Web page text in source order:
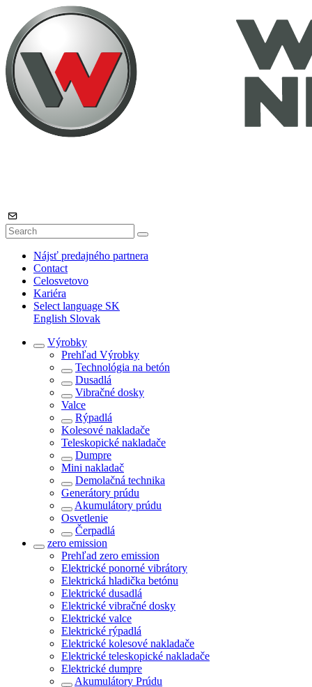
Nájsť predajného partnera
Contact
Celosvetovo
Kariéra
Select language SK
English Slovak
Výrobky
Prehľad Výrobky
Technológia na betón
Dusadlá
Vibračné dosky
Valce
Rýpadlá
Kolesové nakladače
Teleskopické nakladače
Dumpre
Mini nakladač
Demolačná technika
Generátory prúdu
Akumulátory prúdu
Osvetlenie
Čerpadlá
zero emission
Prehľad zero emission
Elektrické ponorné vibrátory
Elektrická hladička betónu
Elektrické dusadlá
Elektrické vibračné dosky
Elektrické valce
Elektrické rýpadlá
Elektrické kolesové nakladače
Elektrické teleskopické nakladače
Elektrické dumpre
Akumulátory Prúdu